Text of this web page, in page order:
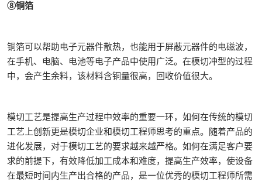
⑧铜箔
铜箔可以帮助电子元器件散热，也能用于屏蔽元器件的电磁波，
在手机、电脑、电池等电子产品中使用广泛。在模切冲型的过程
中，会产生余料，该材料含铜量很高，回收价值很大。
模切工艺是提高生产过程中效率的重要一环，如何在传统的模切
工艺上创新更是模切企业和模切工程师思考的重点。随着产品的
进化发展，对于模切工艺的要求越来越严格。如何在满足客户要
求的前提下，有效降低加工成本和难度，提高生产效率，使设备
在最短时间内生产出合格的产品，是一位优秀的模切工程师所需